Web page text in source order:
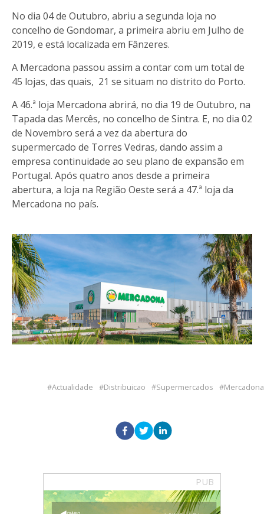
No dia 04 de Outubro, abriu a segunda loja no
concelho de Gondomar, a primeira abriu em Julho de
2019, e está localizada em Fânzeres.
A Mercadona passou assim a contar com um total de
45 lojas, das quais, 21 se situam no distrito do Porto.
A 46.ª loja Mercadona abrirá, no dia 19 de Outubro, na
Tapada das Mercês, no concelho de Sintra. E, no dia 02
de Novembro será a vez da abertura do
supermercado de Torres Vedras, dando assim a
empresa continuidade ao seu plano de expansão em
Portugal. Após quatro anos desde a primeira
abertura, a loja na Região Oeste será a 47.ª loja da
Mercadona no país.
Actualidade Distribuicao Supermercados Mercadona
PUB